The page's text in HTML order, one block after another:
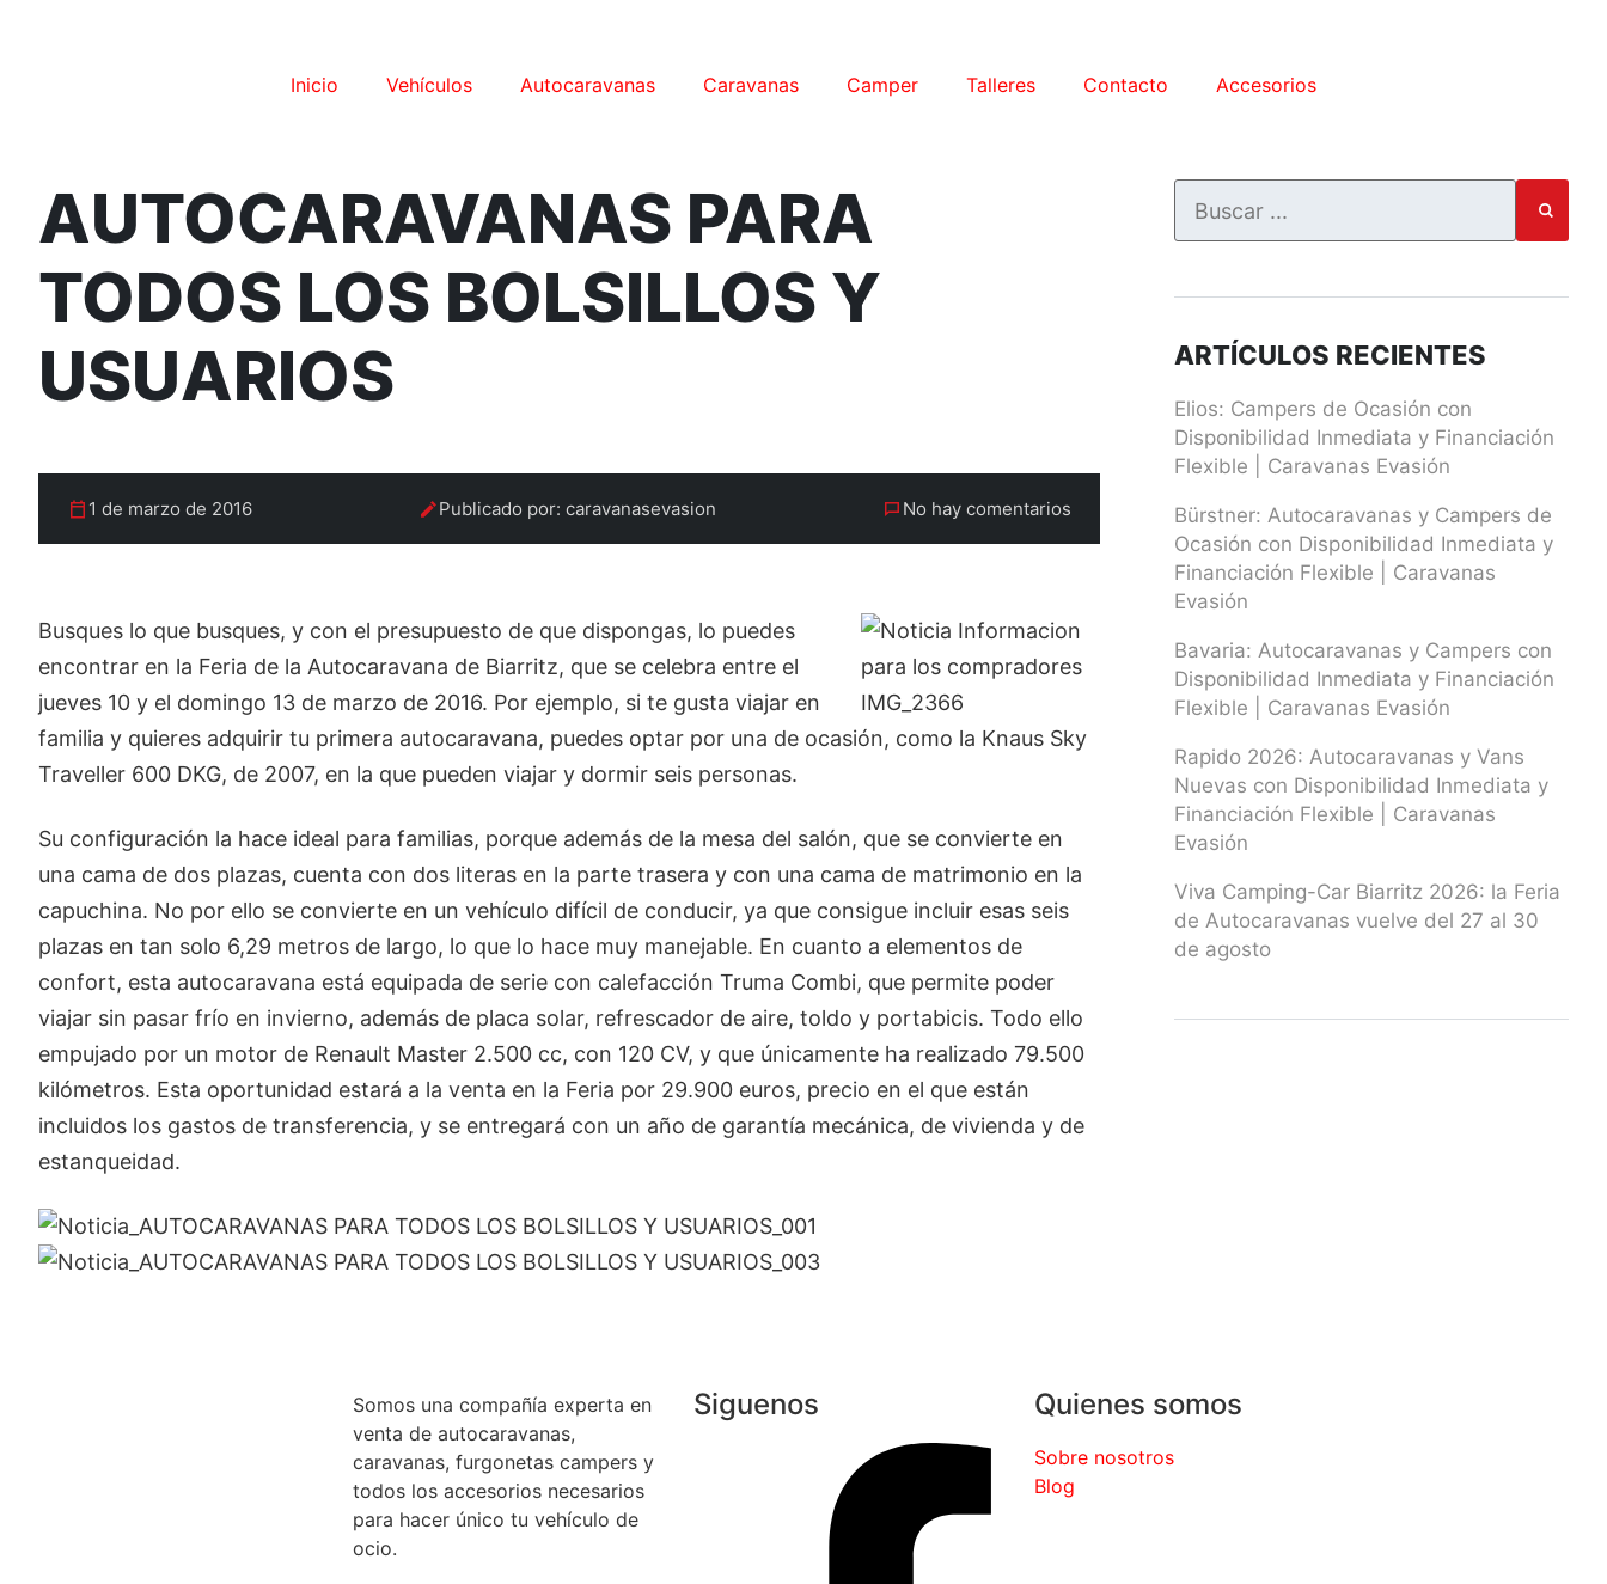
Inicio Vehículos Autocaravanas Caravanas Camper Talleres Contacto Accesorios
AUTOCARAVANAS PARA
TODOS LOS BOLSILLOS Y
USUARIOS
1 de marzo de 2016 Publicado por: caravanasevasion No hay comentarios
Busques lo que busques, y con el presupuesto de que dispongas, lo puedes
encontrar en la Feria de la Autocaravana de Biarritz, que se celebra entre el
jueves 10 y el domingo 13 de marzo de 2016. Por ejemplo, si te gusta viajar en
familia y quieres adquirir tu primera autocaravana, puedes optar por una de ocasión, como la Knaus Sky
Traveller 600 DKG, de 2007, en la que pueden viajar y dormir seis personas.
Su configuración la hace ideal para familias, porque además de la mesa del salón, que se convierte en
una cama de dos plazas, cuenta con dos literas en la parte trasera y con una cama de matrimonio en la
capuchina. No por ello se convierte en un vehículo difícil de conducir, ya que consigue incluir esas seis
plazas en tan solo 6,29 metros de largo, lo que lo hace muy manejable. En cuanto a elementos de
confort, esta autocaravana está equipada de serie con calefacción Truma Combi, que permite poder
viajar sin pasar frío en invierno, además de placa solar, refrescador de aire, toldo y portabicis. Todo ello
empujado por un motor de Renault Master 2.500 cc, con 120 CV, y que únicamente ha realizado 79.500
kilómetros. Esta oportunidad estará a la venta en la Feria por 29.900 euros, precio en el que están
incluidos los gastos de transferencia, y se entregará con un año de garantía mecánica, de vivienda y de
estanqueidad.
ARTÍCULOS RECIENTES
Elios: Campers de Ocasión con
Disponibilidad Inmediata y Financiación
Flexible | Caravanas Evasión
Bürstner: Autocaravanas y Campers de
Ocasión con Disponibilidad Inmediata y
Financiación Flexible | Caravanas
Evasión
Bavaria: Autocaravanas y Campers con
Disponibilidad Inmediata y Financiación
Flexible | Caravanas Evasión
Rapido 2026: Autocaravanas y Vans
Nuevas con Disponibilidad Inmediata y
Financiación Flexible | Caravanas
Evasión
Viva Camping-Car Biarritz 2026: la Feria
de Autocaravanas vuelve del 27 al 30
de agosto
Somos una compañía experta en
venta de autocaravanas,
caravanas, furgonetas campers y
todos los accesorios necesarios
para hacer único tu vehículo de
ocio.
Siguenos Quienes somos
Sobre nosotros
Blog